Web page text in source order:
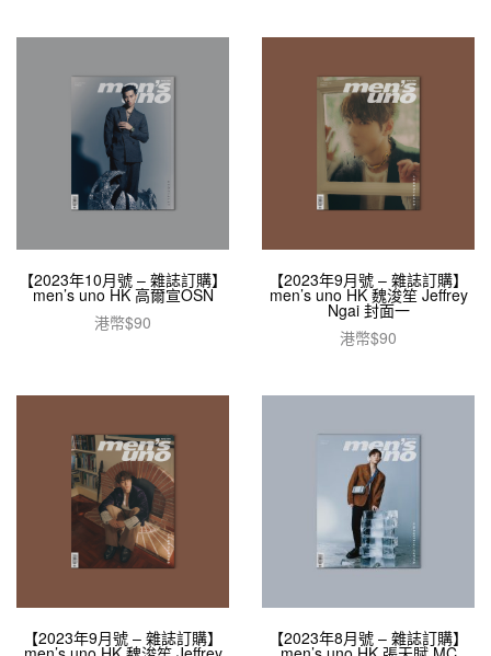
【2023年10月號 – 雜誌訂購】
men’s uno HK 高爾宣OSN
港幣$90
【2023年9月號 – 雜誌訂購】
men’s uno HK 魏浚笙 Jeffrey
Ngai 封面一
港幣$90
【2023年9月號 – 雜誌訂購】 【2023年8月號 – 雜誌訂購】